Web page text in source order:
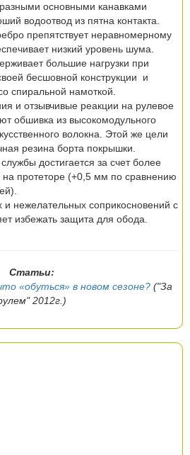
основными канавками
водоотвод из пятна контакта.
препятствует неравномерному
низкий уровень шума.
большие нагрузки при
бесшовной конструкции и
спиральной намоткой.
и отзывчивые реакции на рулевое
обшивка из высокомодульного
волокна. Этой же цели
резина борта покрышки.
достигается за счет более
на протеторе (+0,5 мм по сравнению
и нежелательных соприкосновений с
избежать защита для обода.
Статьи:
«обуться» в новом сезоне? ("За
2012г.)